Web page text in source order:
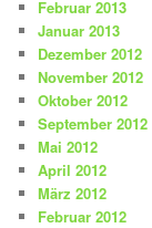
Februar 2013
Januar 2013
Dezember 2012
November 2012
Oktober 2012
September 2012
Mai 2012
April 2012
März 2012
Februar 2012